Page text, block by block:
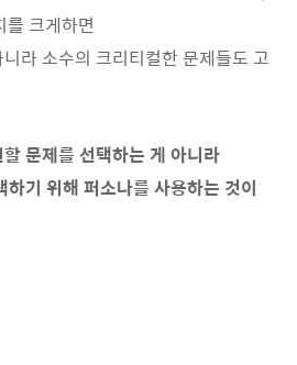
크게하면
라 소수의 크리티컬한 문제들도 고
문제를 선택하는 게 아니라
기 위해 퍼소나를 사용하는 것이